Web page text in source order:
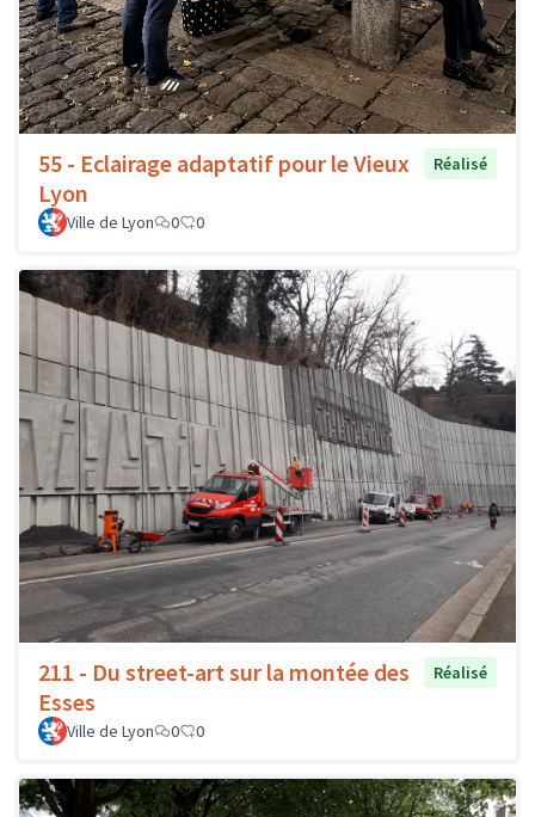
55 - Eclairage adaptatif pour le Vieux
Lyon
Réalisé
Ville de Lyon 0 0
211 - Du street-art sur la montée des
Esses
Réalisé
Ville de Lyon 0 0